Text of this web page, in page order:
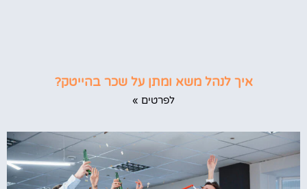
איך לנהל משא ומתן על שכר בהייטק?
לפרטים »